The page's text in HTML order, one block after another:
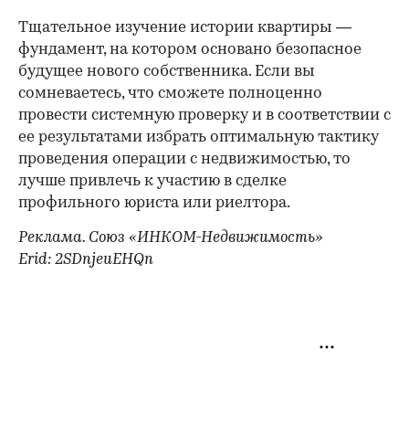
Тщательное изучение истории квартиры —
фундамент, на котором основано безопасное
будущее нового собственника. Если вы
сомневаетесь, что сможете полноценно
провести системную проверку и в соответствии с
ее результатами избрать оптимальную тактику
проведения операции с недвижимостью, то
лучше привлечь к участию в сделке
профильного юриста или риелтора.
Реклама. Союз «ИНКОМ-Недвижимость»
Erid: 2SDnjeuEHQn